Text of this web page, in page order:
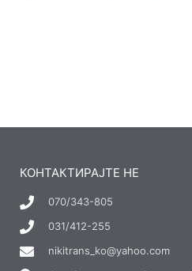
КОНТАКТИРАЈТЕ НЕ
070/343-805
031/412-255
nikitrans_ko@yahoo.com